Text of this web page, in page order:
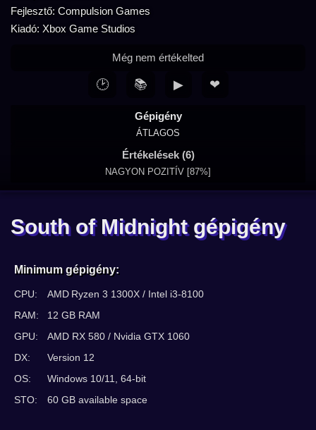
Fejlesztő: Compulsion Games
Kiadó: Xbox Game Studios
Gépigény
ÁTLAGOS
Értékelések (6)
NAGYON POZITÍV [87%]
Még nem értékelted
🕑 📚 ▶ ❤
South of Midnight gépigény
Minimum gépigény:
CPU:
AMD Ryzen 3 1300X / Intel i3-8100
RAM:
12 GB RAM
GPU:
AMD RX 580 / Nvidia GTX 1060
DX:
Version 12
OS:
Windows 10/11, 64-bit
STO:
60 GB available space